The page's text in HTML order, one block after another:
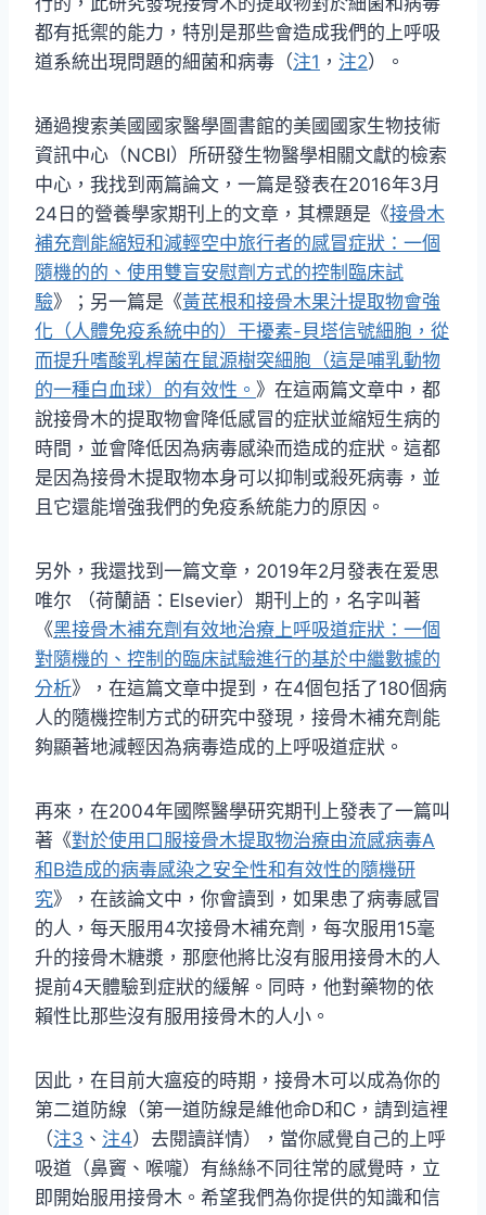
都有抵禦的能力，特別是那些會造成我們的上呼吸
道系統出現問題的細菌和病毒（注1 ， 注2）。
通過搜索美國國家醫學圖書館的美國國家生物技術
資訊中心（NCBI）所研發生物醫學相關文獻的檢索
中心，我找到兩篇論文，一篇是發表在2016年3月
24日的營養學家期刊上的文章，其標題是《接骨木
補充劑能縮短和減輕空中旅行者的感冒症狀：一個
隨機的的、使用雙盲安慰劑方式的控制臨床試
驗》；另一篇是《黃芪根和接骨木果汁提取物會強
化（人體免疫系統中的）干擾素-貝塔信號細胞，從
而提升嗜酸乳桿菌在鼠源樹突細胞（這是哺乳動物
的一種白血球）的有效性。 》在這兩篇文章中，都
說接骨木的提取物會降低感冒的症狀並縮短生病的
時間，並會降低因為病毒感染而造成的症狀。這都
是因為接骨木提取物本身可以抑制或殺死病毒，並
且它還能增強我們的免疫系統能力的原因。
另外，我還找到一篇文章，2019年2月發表在爱思
唯尔 （荷蘭語：Elsevier）期刊上的，名字叫著
《黑接骨木補充劑有效地治療上呼吸道症狀：一個
對隨機的、控制的臨床試驗進行的基於中繼數據的
分析》，在這篇文章中提到，在4個包括了180個病
人的隨機控制方式的研究中發現，接骨木補充劑能
夠顯著地減輕因為病毒造成的上呼吸道症狀。
再來，在2004年國際醫學研究期刊上發表了一篇叫
著《對於使用口服接骨木提取物治療由流感病毒A
和B造成的病毒感染之安全性和有效性的隨機研
究》，在該論文中，你會讀到，如果患了病毒感冒
的人，每天服用4次接骨木補充劑，每次服用15毫
升的接骨木糖漿，那麼他將比沒有服用接骨木的人
提前4天體驗到症狀的緩解。同時，他對藥物的依
賴性比那些沒有服用接骨木的人小。
因此，在目前大瘟疫的時期，接骨木可以成為你的
第二道防線（第一道防線是維他命D和C，請到這裡
（注3 、 注4）去閱讀詳情），當你感覺自己的上呼
吸道（鼻竇、喉嚨）有絲絲不同往常的感覺時，立
即開始服用接骨木。希望我們為你提供的知識和信